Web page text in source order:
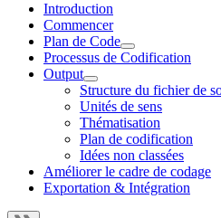
Introduction
Commencer
Plan de Code
Processus de Codification
Output
Structure du fichier de
Unités de sens
Thématisation
Plan de codification
Idées non classées
Améliorer le cadre de codage
Exportation & Intégration